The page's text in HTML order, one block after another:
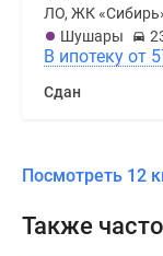
ЛО, ЖК
Шушары
В
Сдан
Посмотреть 12
Также